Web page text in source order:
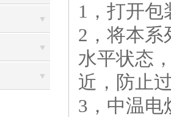
1，打开
2，将本系
水平状态
近，防止
3，中温电